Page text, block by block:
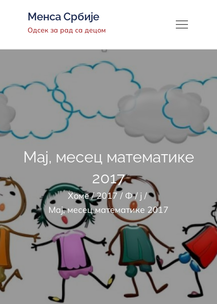
цонтент
Менса Србије
Одсек за рад са децом
Мај, месец математике
2017
Хоме 2017 Ф
ј
Мај, месец математике 2017